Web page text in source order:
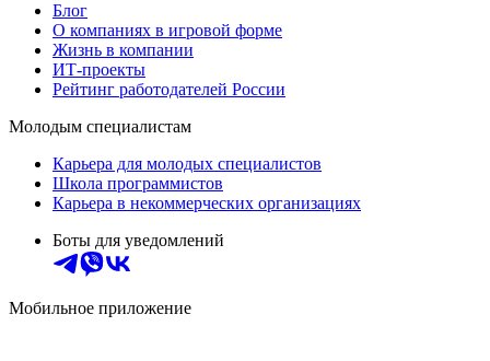
Блог
О компаниях в игровой форме
Жизнь в компании
ИТ-проекты
Рейтинг работодателей России
Молодым специалистам
Карьера для молодых специалистов
Школа программистов
Карьера в некоммерческих организациях
Боты для уведомлений
Мобильное приложение